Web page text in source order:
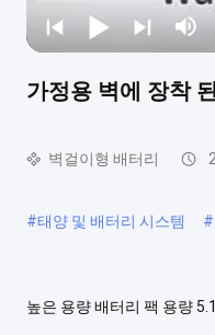
가정용 벽에 장착
벽걸이형 배터리
#태양 및 배터리 시스템 #
높은 용량 배터리 팩 용량